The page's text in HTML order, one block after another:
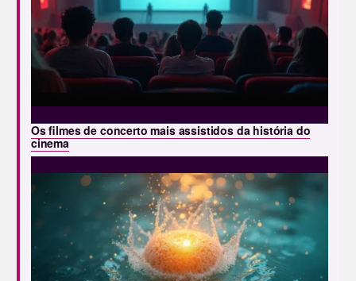
Os filmes de concerto mais assistidos da história do
cinema